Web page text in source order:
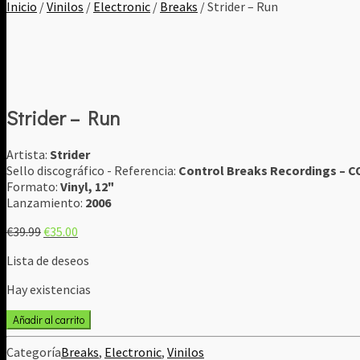
Inicio /Vinilos / Electronic / Breaks / Strider ‎– Run
Strider ‎– Run
Artista: Strider
Sello discográfico - Referencia: Control Breaks Recordings ‎–
Formato: Vinyl, 12"
Lanzamiento: 2006
€39.99El
original
€39.99.
€35.00
actual
€35.00.
Lista de deseos
Hay existencias
Strider
‎–
Run
Añadir al carrito
CategoríaBreaks, Electronic, Vinilos